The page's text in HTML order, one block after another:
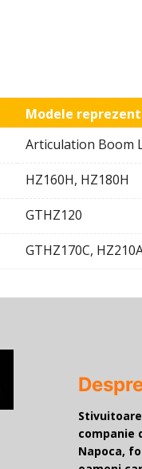
Modele
Articulation Boom
HZ160H, HZ180H
GTHZ120
GTHZ170C,
companie
Napoca,